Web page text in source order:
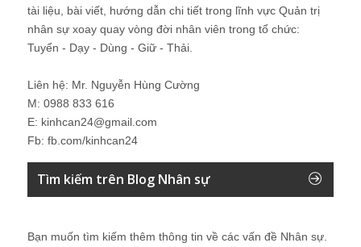
tài liệu, bài viết, hướng dẫn chi tiết trong lĩnh vực Quản trị
nhân sự xoay quay vòng đời nhân viên trong tổ chức:
Tuyển - Dạy - Dùng - Giữ - Thải.
Liên hệ: Mr. Nguyễn Hùng Cường
M: 0988 833 616
E: kinhcan24@gmail.com
Fb: fb.com/kinhcan24
Tìm kiếm trên Blog Nhân sự
Bạn muốn tìm kiếm thêm thông tin về các vấn đề Nhân sự